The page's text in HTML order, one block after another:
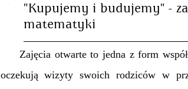
"Kupujemy i budujemy" -
matematyki
Zajęcia otwarte to jedna z form
oczekują wizyty swoich rodziców w